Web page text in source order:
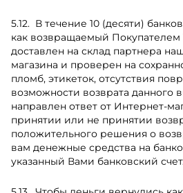
В течение 10 (десяти)
как возвращаемый Покупателем
доставлен на склад партнера
магазина и проверен на
пломб, этикеток, отсутствия
возможности возврата данного
направлен ответ от Интернет-
принятии или не принятии
положительного решения о
вам денежные средства на
указанный Вами банковский